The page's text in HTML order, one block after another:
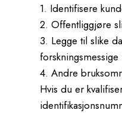
1. Identifisere
2. Offentliggjøre
3. Legge til slike
4. Andre
Hvis du er